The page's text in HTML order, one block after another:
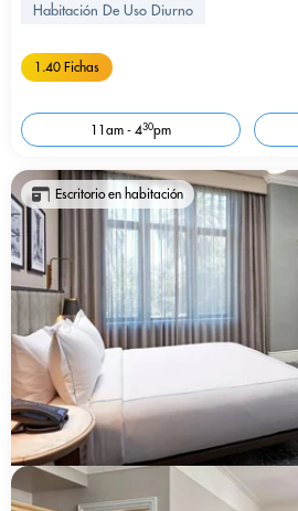
Habitación De Uso Diurno
1.40 Fichas
11am - 430pm
Escritorio en habitación